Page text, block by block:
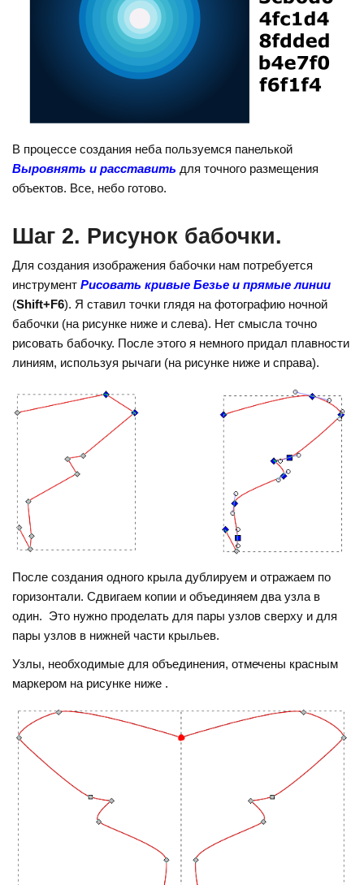
В процессе создания неба пользуемся панелькой
Выровнять и расставить для точного размещения
объектов. Все, небо готово.
Шаг 2. Рисунок бабочки.
Для создания изображения бабочки нам потребуется
инструментРисовать кривые Безье и прямые линии
(Shift+F6). Я ставил точки глядя на фотографию ночной
бабочки (на рисунке ниже и слева). Нет смысла точно
рисовать бабочку. После этого я немного придал плавности
линиям, используя рычаги (на рисунке ниже и справа).
После создания одного крыла дублируем и отражаем по
горизонтали. Сдвигаем копии и объединяем два узла в
один. Это нужно проделать для пары узлов сверху и для
пары узлов в нижней части крыльев.
Узлы, необходимые для объединения, отмечены красным
маркером на рисунке ниже .